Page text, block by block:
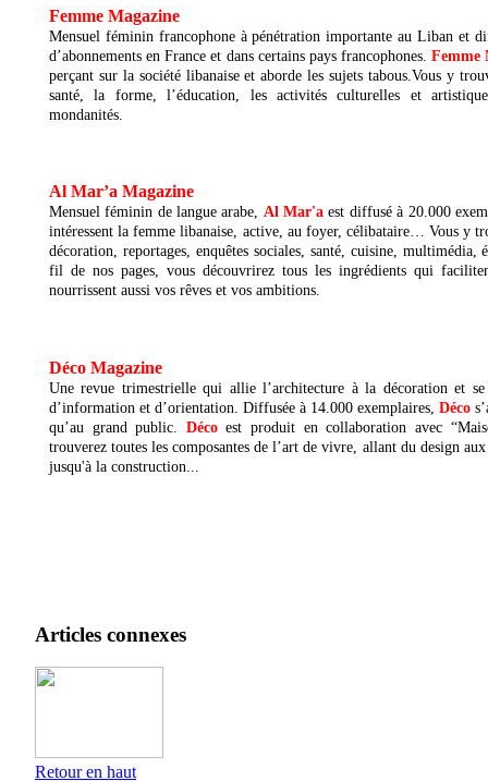
Femme Magazine
Mensuel féminin francophone à pénétration importante au Liban et
d’abonnements en France et dans certains pays francophones.Femme
perçant sur la société libanaise et aborde les sujets tabous.Vous y
santé, la forme, l’éducation, les activités culturelles et
mondanités.
Al Mar’a Magazine
Mensuel féminin de langue arabe, Al Mar'a est diffusé à 20.000
intéressent la femme libanaise, active, au foyer, célibataire… Vous y
décoration, reportages, enquêtes sociales, santé, cuisine, multimédia,
fil de nos pages, vous découvrirez tous les ingrédients qui
nourrissent aussi vos rêves et vos ambitions.
Déco Magazine
Une revue trimestrielle qui allie l’architecture à la décoration et
d’information et d’orientation. Diffusée à 14.000 exemplaires, Déco
qu’au grand public. Décoest produit en collaboration avec
trouverez toutes les composantes de l’art de vivre, allant du design
jusqu'à la construction...
Articles connexes
Retour en haut